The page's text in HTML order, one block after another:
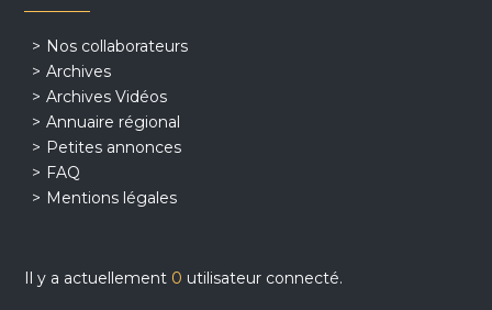
Nos collaborateurs
Archives
Archives Vidéos
Annuaire régional
Petites annonces
FAQ
Mentions légales
Il y a actuellement 0 utilisateur connecté.